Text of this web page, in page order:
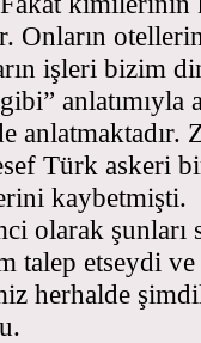
Onların
işleri bizim
anlatmaktadır.
Türk askeri
kaybetmişti.
olarak
talep etseydi ve
herhalde